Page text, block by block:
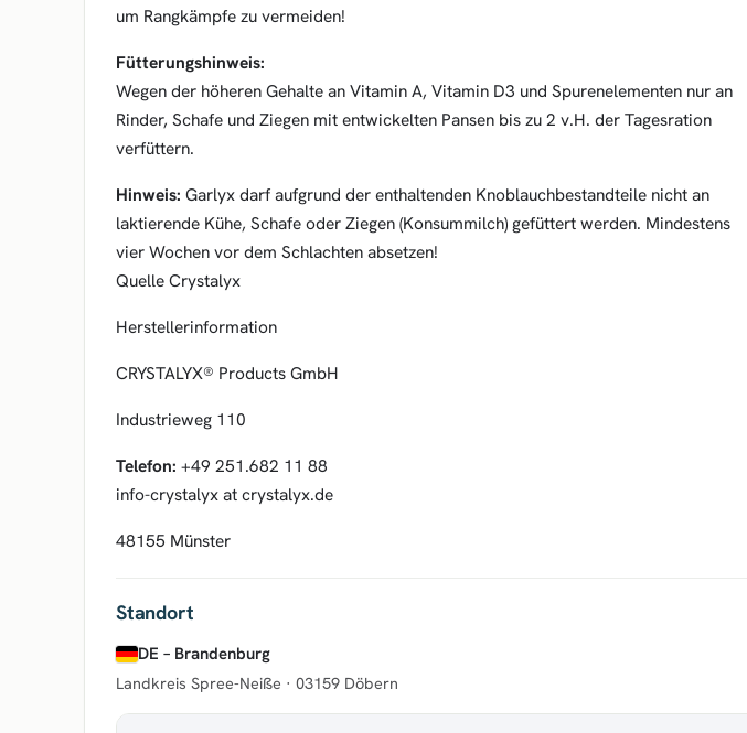
um Rangkämpfe zu vermeiden!
Fütterungshinweis:
Wegen der höheren Gehalte an Vitamin A, Vitamin D3 und Spurenelementen nur an
Rinder, Schafe und Ziegen mit entwickelten Pansen bis zu 2 v.H. der Tagesration
verfüttern.
Hinweis: Garlyx darf aufgrund der enthaltenden Knoblauchbestandteile nicht an
laktierende Kühe, Schafe oder Ziegen (Konsummilch) gefüttert werden. Mindestens
vier Wochen vor dem Schlachten absetzen!
Quelle Crystalyx
Herstellerinformation
CRYSTALYX® Products GmbH
Industrieweg 110
Telefon: +49 251.682 11 88
info-crystalyx at crystalyx.de
48155 Münster
Standort
DE – Brandenburg
Landkreis Spree-Neiße · 03159 Döbern